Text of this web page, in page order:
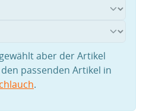
aber der Artikel
passenden Artikel in
.